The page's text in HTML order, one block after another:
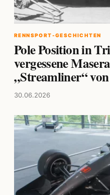
RENNSPORT-GESCHICHTEN
Pole Position in
vergessene
„Streamliner“
30.06.2026